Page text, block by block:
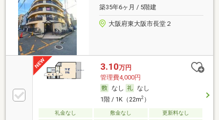
築35年6ヶ月 / 5階建
大阪府東大阪市長堂２
3.10万円
管理費4,000円
なし
なし
1階 / 1K（22m2）
礼金なし 敷金なし
更新料なし